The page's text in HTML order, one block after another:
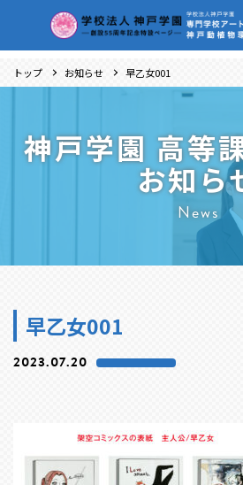
トップ お知らせ 早乙女001
神戸学園 高等
お知ら
News
早乙女001
2023.07.20